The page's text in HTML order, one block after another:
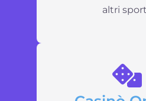
altri